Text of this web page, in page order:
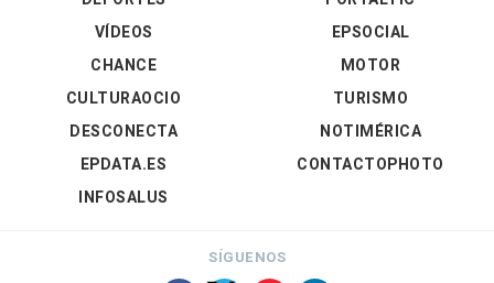
VÍDEOS
EPSOCIAL
CHANCE
CULTURAOCIO
DESCONECTA
EPDATA.ES
INFOSALUS
MOTOR
TURISMO
NOTIMÉRICA
CONTACTOPHOTO
SÍGUENOS